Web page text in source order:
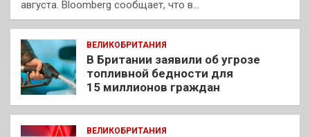
августа. Bloomberg сообщает, что в…
ВЕЛИКОБРИТАНИЯ
В Британии заявили об угрозе
топливной бедности для
15 миллионов граждан
ВЕЛИКОБРИТАНИЯ